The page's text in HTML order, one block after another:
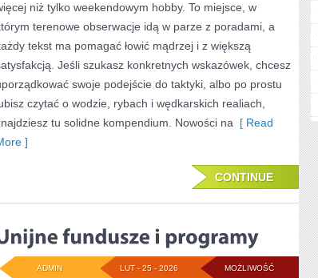
niż tylko weekendowym hobby. To miejsce, w
terenowe obserwacje idą w parze z poradami, a
tekst ma pomagać łowić mądrzej i z większą
Jeśli szukasz konkretnych wskazówek, chcesz
swoje podejście do taktyki, albo po prostu
czytać o wodzie, rybach i wędkarskich realiach,
tu solidne kompendium. Nowości na [ Read
]
CONTINUE
MOŻLIWOŚĆ
LUT - 25 - 2026
ADMIN